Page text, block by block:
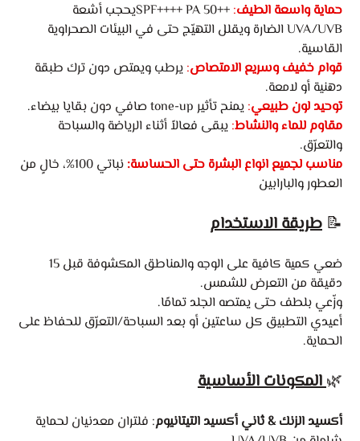
حماية واسعة الطيف:
++SPF++++ PA 50يحجب أشعة
UVA/UVB الضارة ويقلل التهيّج حتى في البيئات الصحراوية
القاسية.
قوام خفيف وسريع الامتصاص: يرطب ويمتص دون ترك طبقة
دهنية أو لامعة.
توحيد لون طبيعي: يمنح تأثير tone-up صافي دون بقايا بيضاء.
مقاوم للماء والنشاط: يبقى فعالاً أثناء الرياضة والسباحة
والتعرّق.
مناسب لجميع انواع البشرة حتى الحساسة:
نباتي 100%، خالٍ من
العطور والبارابين
📝 طريقة الاستخدام
ضعي كمية كافية على الوجه والمناطق المكشوفة قبل 15
دقيقة من التعرض للشمس.
وزّعي بلطف حتى يمتصه الجلد تمامًا.
أعيدي التطبيق كل ساعتين أو بعد السباحة/التعرّق للحفاظ على
الحماية.
🌿المكونات الأساسية
أكسيد الزنك & ثاني أكسيد التيتانيوم: فلتران معدنيان لحماية